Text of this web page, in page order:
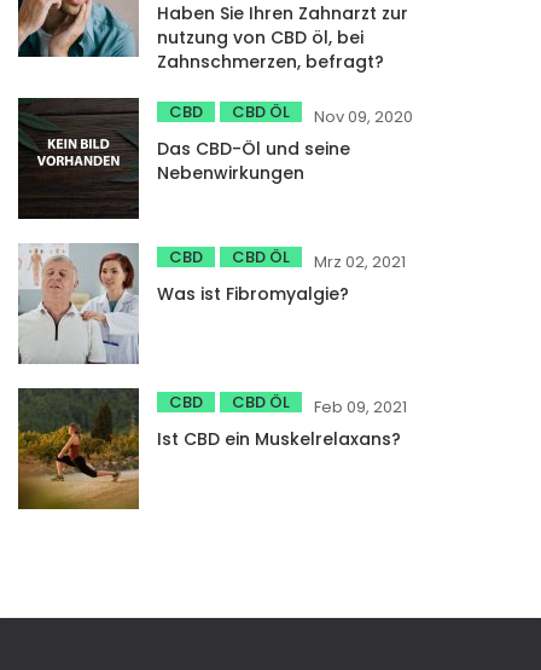
Haben Sie Ihren Zahnarzt zur
nutzung von CBD öl, bei
Zahnschmerzen, befragt?
CBD CBD ÖL Nov 09, 2020
Das CBD-Öl und seine
Nebenwirkungen
CBD CBD ÖL Mrz 02, 2021
Was ist Fibromyalgie?
CBD CBD ÖL Feb 09, 2021
Ist CBD ein Muskelrelaxans?